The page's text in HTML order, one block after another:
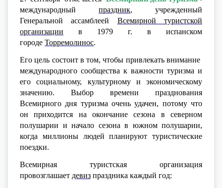
международный праздник, учрежденный
Генеральной ассамблеей Всемирной туристской
организации в 1979 г. в испанском
городе Торремолинос.
Его цель состоит в том, чтобы привлекать внимание
международного сообщества к важности туризма и
его социальному, культурному и экономическому
значению. Выбор времени празднования
Всемирного дня туризма очень удачен, потому что
он приходится на окончание сезона в северном
полушарии и начало сезона в южном полушарии,
когда миллионы людей планируют туристические
поездки.
Всемирная туристская организация
провозглашает девиз праздника каждый год: